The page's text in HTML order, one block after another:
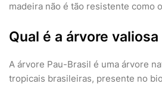
madeira não é tão resistente como
Qual é a árvore
A árvore Pau-Brasil é uma árvore
tropicais brasileiras, presente no